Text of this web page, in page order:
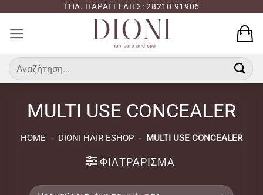
περιεχόμενο
ΤΗΛ. ΠΑΡΑΓΓΕΛΙΕΣ: 28210 91906
Αναζήτηση
για:
MULTI USE CONCEALER
HOME - DIONI HAIR ESHOP - MULTI USE CONCEALER
ΦΙΛΤΡΆΡΙΣΜΑ